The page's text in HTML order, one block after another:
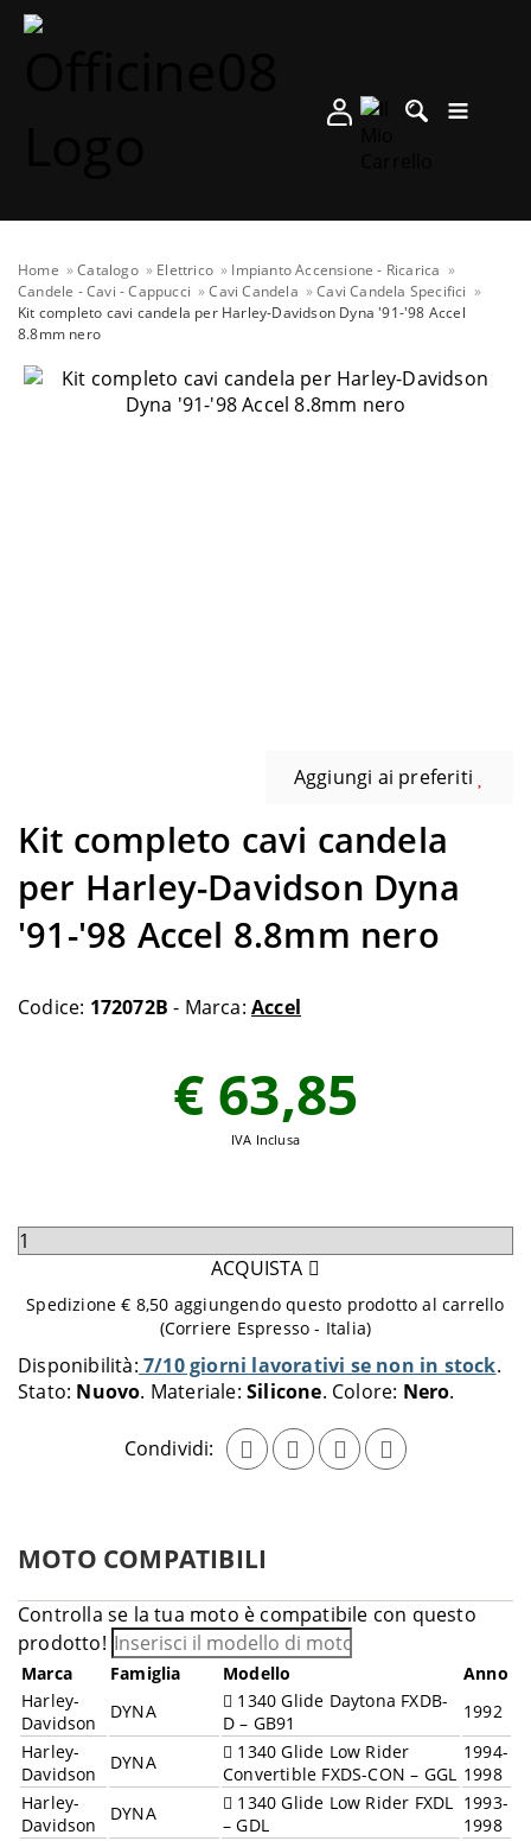
Home Catalogo Elettrico
Impianto Accensione - Ricarica
Candele - Cavi - Cappucci
Cavi Candela
Cavi Candela Specifici
Kit completo cavi candela per Harley-Davidson Dyna '91-'98 Accel
8.8mm nero
Aggiungi ai preferiti
Kit completo cavi candela
per Harley-Davidson Dyna
'91-'98 Accel 8.8mm nero
Codice: 172072B - Marca:Accel
Disponibilità: 7/10 giorni lavorativi se non in stock
Stato: Nuovo Materiale:Silicone Colore: Nero
Condividi:
€ 63,85
IVA Inclusa
Seleziona
aggiungere
carrello
ACQUISTA
Spedizione € 8,50 aggiungendo questo prodotto al carrello
(Corriere Espresso - Italia)
MOTO COMPATIBILI
Controlla se la tua moto è compatibile con questo
prodotto!
Marca Famiglia Modello
Anno
Harley-
Davidson
DYNA
1340 Glide Daytona FXDB-
D – GB91
1992
Harley-
Davidson
DYNA
1340 Glide Low Rider
Convertible FXDS-CON – GGL
1994-
1998
Harley-
Davidson
DYNA
1340 Glide Low Rider FXDL
– GDL
1993-
1998